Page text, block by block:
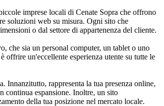
imprese locali di Cenate Sopra che offrono
soluzioni web su misura. Ogni sito che
o dal settore di appartenenza del cliente.
che sia un personal computer, un tablet o uno
un'eccellente esperienza utente su tutte le
Innanzitutto, rappresenta la tua presenza online,
continua espansione. Inoltre, un sito
della tua posizione nel mercato locale.